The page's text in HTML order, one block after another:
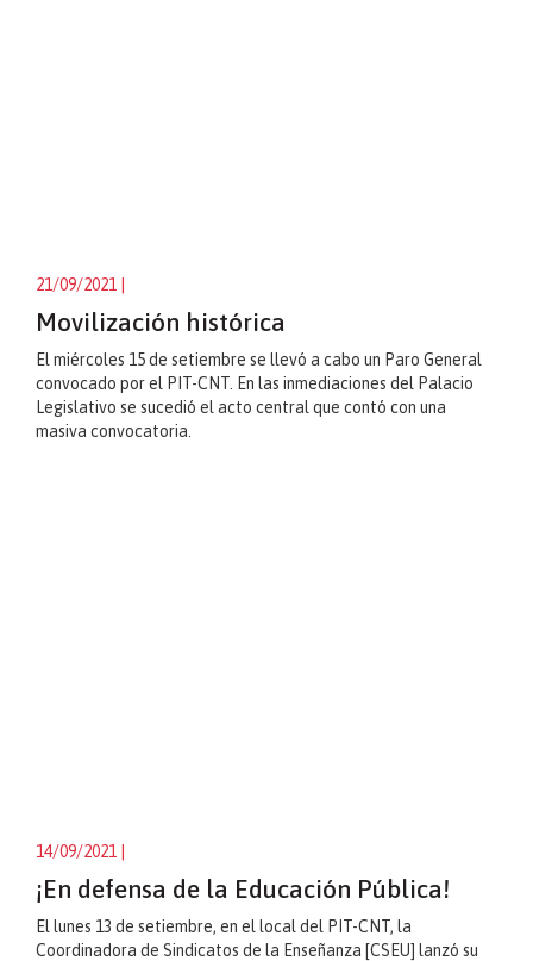
21/09/2021
Movilización histórica
El miércoles 15 de setiembre se llevó a cabo un Paro General
convocado por el PIT-CNT. En las inmediaciones del Palacio
Legislativo se sucedió el acto central que contó con una
masiva convocatoria.
14/09/2021
¡En defensa de la Educación Pública!
El lunes 13 de setiembre, en el local del PIT-CNT, la
Coordinadora de Sindicatos de la Enseñanza [CSEU] lanzó su